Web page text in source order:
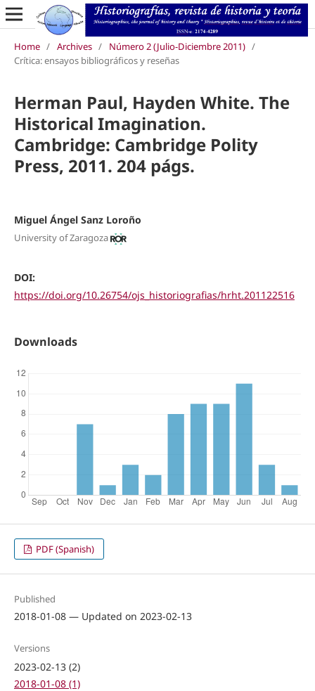
Home / Archives / Número 2 (Julio-Diciembre 2011) /
Crítica: ensayos bibliográficos y reseñas
Herman Paul, Hayden White. The
Historical Imagination.
Cambridge: Cambridge Polity
Press, 2011. 204 págs.
Miguel Ángel Sanz Loroño
University of Zaragoza
DOI:
https://doi.org/10.26754/ojs_historiografias/hrht.201122516
Downloads
PDF (Spanish)
Published
2018-01-08 — Updated on 2023-02-13
Versions
2023-02-13 (2)
2018-01-08 (1)